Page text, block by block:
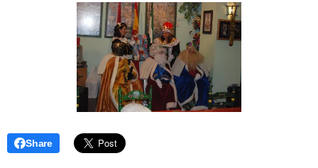
Share